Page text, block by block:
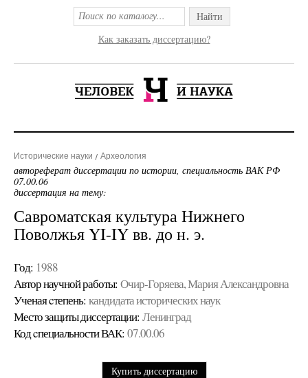
Найти
Как заказать диссертацию?
Исторические науки Археология
автореферат диссертации по истории, специальность ВАК РФ
07.00.06
диссертация на тему:
Савроматская культура Нижнего
Поволжья YI-IY вв. до н. э.
Год: 1988
Автор научной работы: Очир-Горяева, Мария Александровна
Ученая cтепень: кандидата исторических наук
Место защиты диссертации: Ленинград
Код cпециальности ВАК: 07.00.06
Купить диссертацию